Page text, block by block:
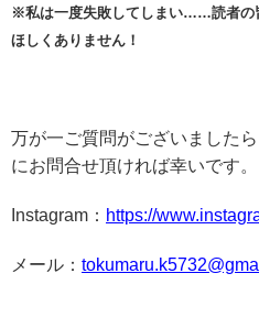
※私は一度失敗してしまい……読者の
ほしくありません！
万が一ご質問がございました
にお問合せ頂ければ幸いです。
Instagram： https://
メール：